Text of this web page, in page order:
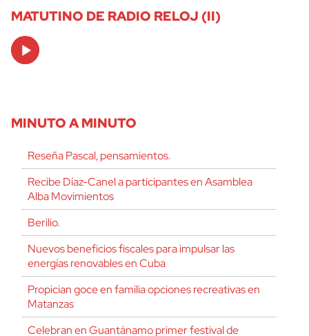
MATUTINO DE RADIO RELOJ (II)
Audio
Player
MINUTO A MINUTO
Reseña Pascal, pensamientos.
Recibe Díaz-Canel a participantes en Asamblea
Alba Movimientos
Berilio.
Nuevos beneficios fiscales para impulsar las
energías renovables en Cuba
Propician goce en familia opciones recreativas en
Matanzas
Celebran en Guantánamo primer festival de